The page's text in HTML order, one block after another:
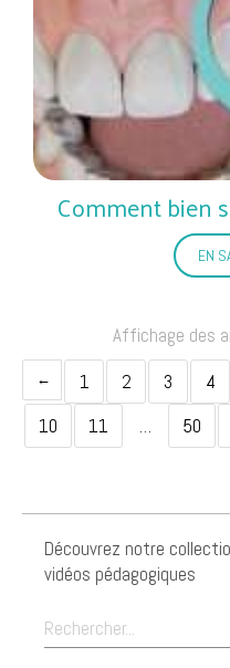
Comment bien
EN
Affichage des
1
2 3 4
10
11 … 50
Découvrez notre
vidéos pédagogiques
Rechercher